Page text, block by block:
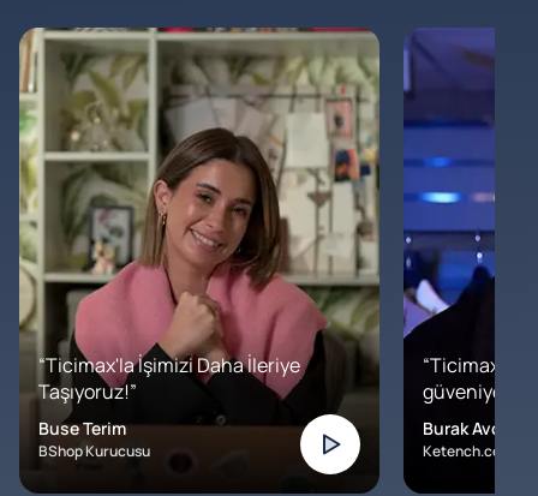
“Ticimax'la İşimizi Daha İleriye
Taşıyoruz!”
Buse Terim
BShop Kurucusu
“Ticimax'a
Burak Avcılar
Ketench.com –